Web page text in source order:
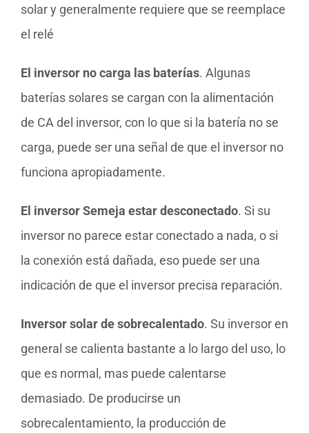
solar y generalmente requiere que se reemplace
el relé
El inversor no carga las baterías. Algunas
baterías solares se cargan con la alimentación
de CA del inversor, con lo que si la batería no se
carga, puede ser una señal de que el inversor no
funciona apropiadamente.
El inversor Semeja estar desconectado. Si su
inversor no parece estar conectado a nada, o si
la conexión está dañada, eso puede ser una
indicación de que el inversor precisa reparación.
Inversor solar de sobrecalentado. Su inversor en
general se calienta bastante a lo largo del uso, lo
que es normal, mas puede calentarse
demasiado. De producirse un
sobrecalentamiento, la producción de